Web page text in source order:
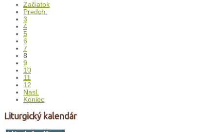
Začiatok
Predch.
3
4
5
6
7
8
9
10
11
12
Nasl.
Koniec
Liturgický kalendár